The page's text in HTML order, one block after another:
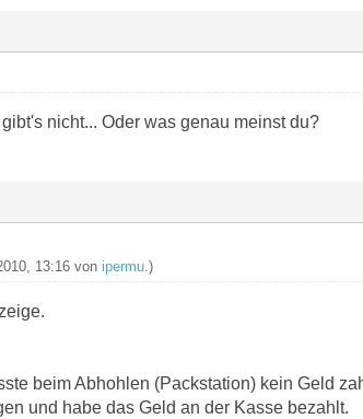
nicht... Oder was genau meinst du?
13:16 von ipermu.)
beim Abhohlen (Packstation) kein Geld
und habe das Geld an der Kasse bezahlt.